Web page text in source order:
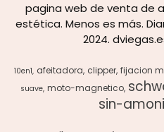
pagina web de venta de
estética. Menos es más.
2024.
10en1 afeitadora clipper fijacion
suave moto-magnetico
sin-